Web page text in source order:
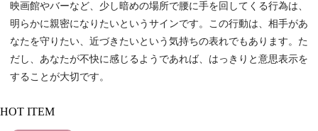
映画館やバーなど、少し暗めの場所で腰に手を回してくる行為は、
明らかに親密になりたいというサインです。この行動は、相手があ
なたを守りたい、近づきたいという気持ちの表れでもあります。た
だし、あなたが不快に感じるようであれば、はっきりと意思表示を
することが大切です。
HOT ITEM